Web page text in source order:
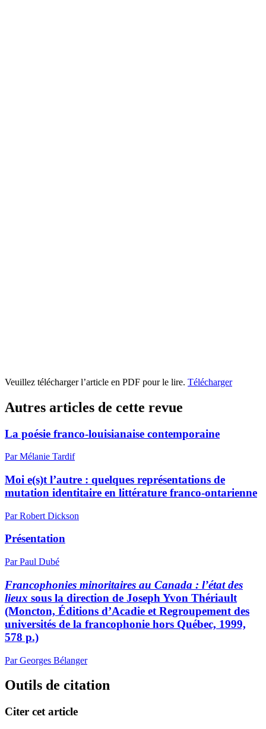
Veuillez télécharger l’article en PDF pour le lire. Télécharger
Autres articles de cette revue
La poésie franco-louisianaise contemporaine
Par Mélanie Tardif
Moi e(s)t l’autre : quelques représentations de
mutation identitaire en littérature franco-ontarienne
Par Robert Dickson
Présentation
Par Paul Dubé
Francophonies minoritaires au Canada : l’état des
lieux sous la direction de Joseph Yvon Thériault
(Moncton, Éditions d’Acadie et Regroupement des
universités de la francophonie hors Québec, 1999,
578 p.)
Par Georges Bélanger
Outils de citation
Citer cet article